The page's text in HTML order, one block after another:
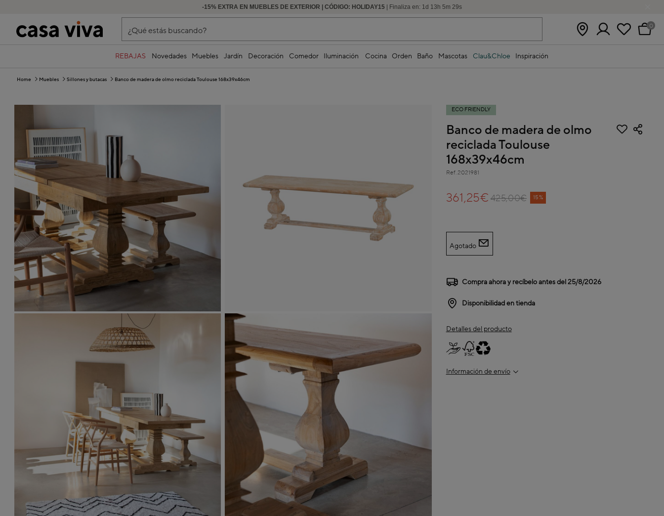
-15% EXTRA EN MUEBLES DE EXTERIOR | CÓDIGO: HOLIDAY15 | Finaliza en: 1d 13 h 5m 29s
HASTA -60% DE DESCUENTO | SEGUNDAS REBAJAS
¿Qué estás buscando? 0
REBAJAS Novedades Muebles Jardín Decoración Comedor Iluminación Cocina Orden Baño Mascotas Clau&Chloe Inspiración
Home Muebles Sillones y butacas Banco de madera de olmo reciclada Toulouse 168x39x46cm
ECO FRIENDLY
Banco de madera de olmo
reciclada Toulouse
168x39x46cm
Ref.2021981
Price reduced from
425,00€
to 15%
361,25€
Agotado
Compra ahora y recíbelo antes del25/8/2026
Disponibilidad en tienda
Detalles del producto
Información de envío